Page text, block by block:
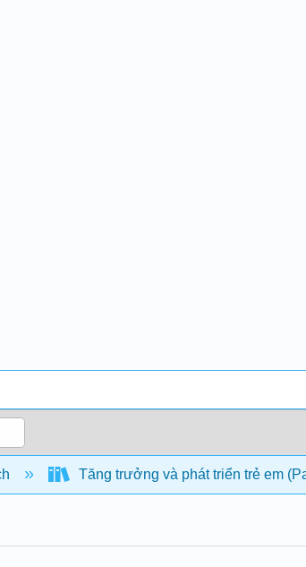
hierarchyTăng trưởng và phát triển trẻ em